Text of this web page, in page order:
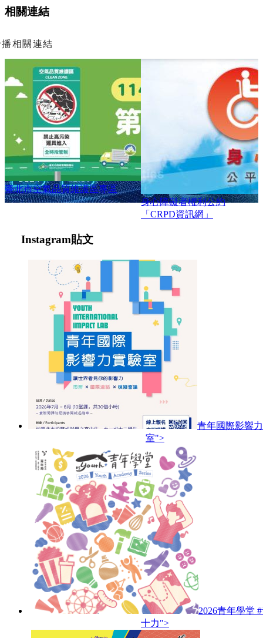
相關連結
相關連結
臺北市空氣品質維護區專區
身心障礙者權利公約
「CRPD資訊網」
Instagram貼文
青年國際影響
室">
2026青年學堂
十力">